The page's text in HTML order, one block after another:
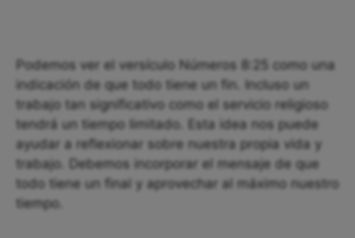
Podemos ver el versículo Números 8:25 como una
indicación de que todo tiene un fin. Incluso un
trabajo tan significativo como el servicio religioso
tendrá un tiempo limitado. Esta idea nos puede
ayudar a reflexionar sobre nuestra propia vida y
trabajo. Debemos incorporar el mensaje de que
todo tiene un final y aprovechar al máximo nuestro
tiempo.